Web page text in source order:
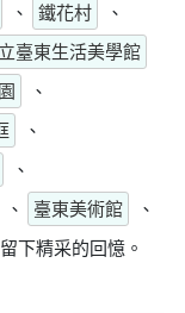
、 鐵花村
、
臺東生活美學館
、
、
、
、 臺東美術館
、
下精采的回憶。